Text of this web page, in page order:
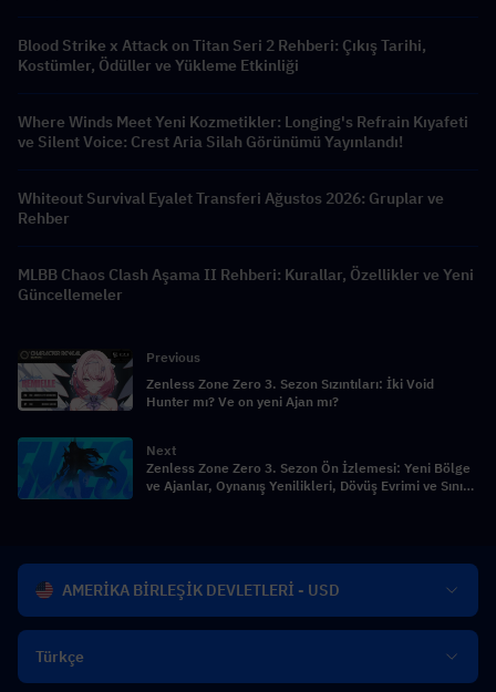
Blood Strike x Attack on Titan Seri 2 Rehberi: Çıkış Tarihi,
Kostümler, Ödüller ve Yükleme Etkinliği
Where Winds Meet Yeni Kozmetikler: Longing's Refrain Kıyafeti
ve Silent Voice: Crest Aria Silah Görünümü Yayınlandı!
Whiteout Survival Eyalet Transferi Ağustos 2026: Gruplar ve
Rehber
MLBB Chaos Clash Aşama II Rehberi: Kurallar, Özellikler ve Yeni
Güncellemeler
Previous
Zenless Zone Zero 3. Sezon Sızıntıları: İki Void
Hunter mı? Ve on yeni Ajan mı?
Next
Zenless Zone Zero 3. Sezon Ön İzlemesi: Yeni Bölge
ve Ajanlar, Oynanış Yenilikleri, Dövüş Evrimi ve Sınırlı
AMERİKA BİRLEŞİK DEVLETLERİ - USD
Türkçe